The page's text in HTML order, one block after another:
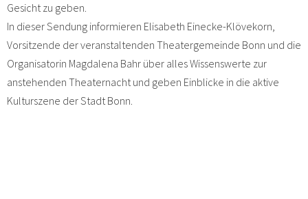
Gesicht zu geben.
In dieser Sendung informieren Elisabeth Einecke-Klövekorn,
Vorsitzende der veranstaltenden Theatergemeinde Bonn und die
Organisatorin Magdalena Bahr über alles Wissenswerte zur
anstehenden Theaternacht und geben Einblicke in die aktive
Kulturszene der Stadt Bonn.